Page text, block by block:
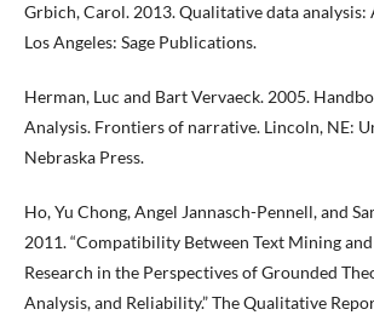
Grbich, Carol. 2013. Qualitative data
Los Angeles: Sage Publications.
Herman, Luc and Bart Vervaeck. 2005.
Analysis. Frontiers of narrative. Lincoln, NE:
Nebraska Press.
Ho, Yu Chong, Angel Jannasch-Pennell, and
2011. “Compatibility Between Text Mining
Research in the Perspectives of Grounded
Analysis, and Reliability.” The Qualitative